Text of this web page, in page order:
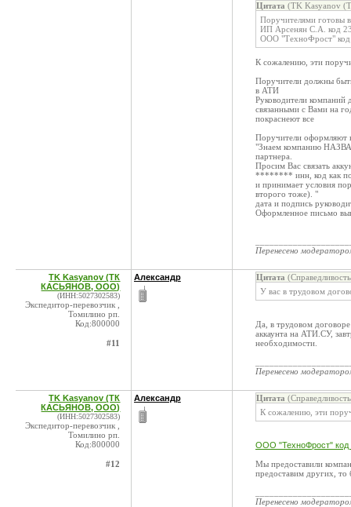
Цитата (TK Kasyanov
Поручителями готовы
ИП Арсенян С.А. код
ООО "ТехноФрост"
К сожалению, эти
Поручители должны
в АТИ
Руководители компаний
связанными с Вами на
покраснеют все
Поручители оформляют
"Знаем компанию
партнера.
Просим Вас связать
******** инн, код как
и принимает условия
второго тоже). "
дата и подпись
Оформленное письмо
Перенесено
TK Kasyanov (ТК
КАСЬЯНОВ, ООО)
(ИНН:5027302583)
Экспедитор-перевозчик ,
Томилино рп.
Код:800000
#11
Александр Цитата
У вас в трудовом
Да, в трудовом
аккаунта на АТИ.СУ,
необходимости.
Перенесено
TK Kasyanov (ТК
КАСЬЯНОВ, ООО)
(ИНН:5027302583)
Экспедитор-перевозчик ,
Томилино рп.
Код:800000
#12
Александр Цитата
К сожалению, эти
ООО "ТехноФрост" код
Мы предоставили
предоставим других, то
Перенесено